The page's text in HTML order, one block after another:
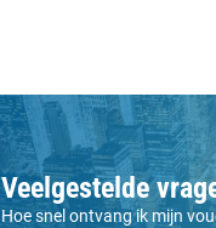
Veelgestelde
Hoe snel ontvang ik mijn